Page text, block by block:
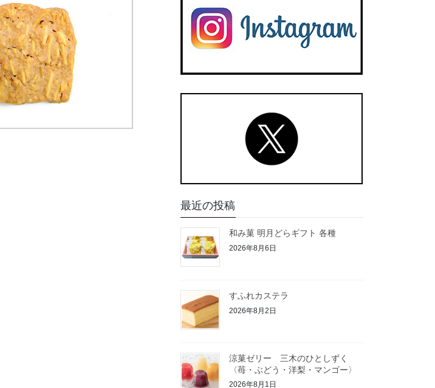
最近の投稿
和み菓 明月どらギフト 各種
2026年8月6日
すふれカステラ
2026年8月2日
涼菓ゼリー 三木のひとしずく
〈苺・ぶどう・洋梨・マンゴー〉
2026年8月1日